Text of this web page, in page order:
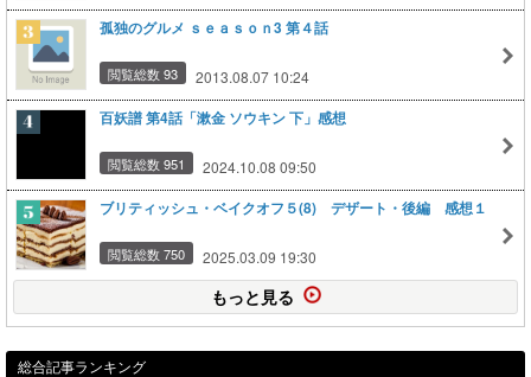
孤独のグルメ ｓｅａｓｏｎ3 第４話
閲覧総数 93 2013.08.07 10:24
百妖譜 第4話「漱金 ソウキン 下」感想
閲覧総数 951 2024.10.08 09:50
ブリティッシュ・ベイクオフ５(8) デザート・後編 感想１
閲覧総数 750 2025.03.09 19:30
もっと見る
総合記事ランキング